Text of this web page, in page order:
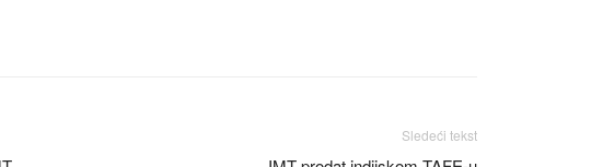
Sledeći tekst